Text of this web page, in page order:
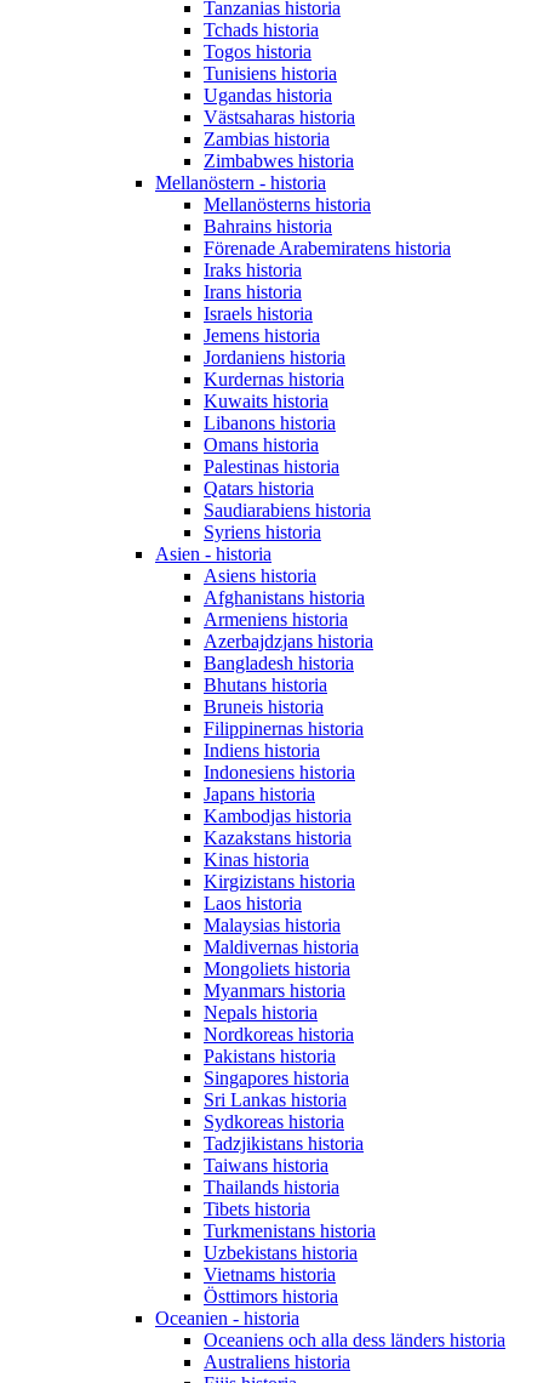
Tanzanias historia
Tchads historia
Togos historia
Tunisiens historia
Ugandas historia
Västsaharas historia
Zambias historia
Zimbabwes historia
Mellanöstern - historia
Mellanösterns historia
Bahrains historia
Förenade Arabemiratens historia
Iraks historia
Irans historia
Israels historia
Jemens historia
Jordaniens historia
Kurdernas historia
Kuwaits historia
Libanons historia
Omans historia
Palestinas historia
Qatars historia
Saudiarabiens historia
Syriens historia
Asien - historia
Asiens historia
Afghanistans historia
Armeniens historia
Azerbajdzjans historia
Bangladesh historia
Bhutans historia
Bruneis historia
Filippinernas historia
Indiens historia
Indonesiens historia
Japans historia
Kambodjas historia
Kazakstans historia
Kinas historia
Kirgizistans historia
Laos historia
Malaysias historia
Maldivernas historia
Mongoliets historia
Myanmars historia
Nepals historia
Nordkoreas historia
Pakistans historia
Singapores historia
Sri Lankas historia
Sydkoreas historia
Tadzjikistans historia
Taiwans historia
Thailands historia
Tibets historia
Turkmenistans historia
Uzbekistans historia
Vietnams historia
Östtimors historia
Oceanien - historia
Oceaniens och alla dess länders historia
Australiens historia